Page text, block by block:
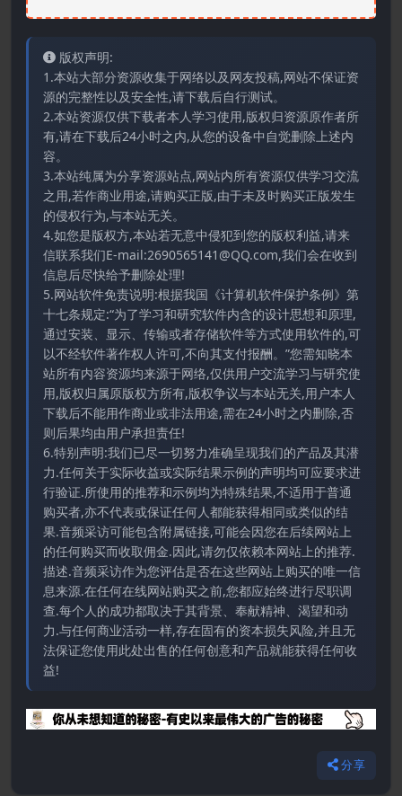
版权声明:
1.本站大部分资源收集于网络以及网友投稿,网站不保证资
源的完整性以及安全性,请下载后自行测试。
2.本站资源仅供下载者本人学习使用,版权归资源原作者所
有,请在下载后24小时之内,从您的设备中自觉删除上述内
容。
3.本站纯属为分享资源站点,网站内所有资源仅供学习交流
之用,若作商业用途,请购买正版,由于未及时购买正版发生
的侵权行为,与本站无关。
4.如您是版权方,本站若无意中侵犯到您的版权利益,请来
信联系我们E-mail:2690565141@QQ.com,我们会在收到
信息后尽快给予删除处理!
5.网站软件免责说明:根据我国《计算机软件保护条例》第
十七条规定:“为了学习和研究软件内含的设计思想和原理,
通过安装、显示、传输或者存储软件等方式使用软件的,可
以不经软件著作权人许可,不向其支付报酬。”您需知晓本
站所有内容资源均来源于网络,仅供用户交流学习与研究使
用,版权归属原版权方所有,版权争议与本站无关,用户本人
下载后不能用作商业或非法用途,需在24小时之内删除,否
则后果均由用户承担责任!
6.特别声明:我们已尽一切努力准确呈现我们的产品及其潜
力.任何关于实际收益或实际结果示例的声明均可应要求进
行验证.所使用的推荐和示例均为特殊结果,不适用于普通
购买者,亦不代表或保证任何人都能获得相同或类似的结
果.音频采访可能包含附属链接,可能会因您在后续网站上
的任何购买而收取佣金.因此,请勿仅依赖本网站上的推荐.
描述.音频采访作为您评估是否在这些网站上购买的唯一信
息来源.在任何在线网站购买之前,您都应始终进行尽职调
查.每个人的成功都取决于其背景、奉献精神、渴望和动
力.与任何商业活动一样,存在固有的资本损失风险,并且无
法保证您使用此处出售的任何创意和产品就能获得任何收
益!
分享